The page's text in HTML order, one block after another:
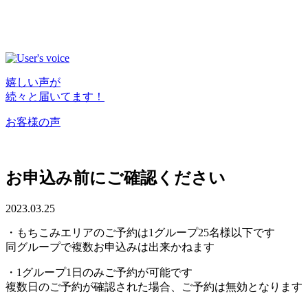
嬉しい声が
続々と届いてます！
お客様の声
お申込み前にご確認ください
2023.03.25
・もちこみエリアのご予約は1グループ25名様以下です
同グループで複数お申込みは出来かねます
・1グループ1日のみご予約が可能です
複数日のご予約が確認された場合、ご予約は無効となります